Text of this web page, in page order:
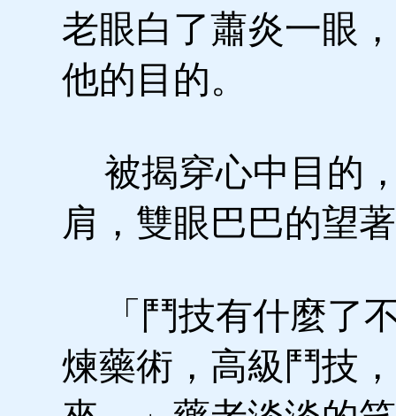
老眼白了蕭炎一眼
他的目的。
被揭穿心中目的
肩，雙眼巴巴的望
「鬥技有什麼了
煉藥術，高級鬥技